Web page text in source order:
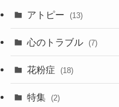
アトピー (13)
心のトラブル (7)
花粉症 (18)
特集 (2)